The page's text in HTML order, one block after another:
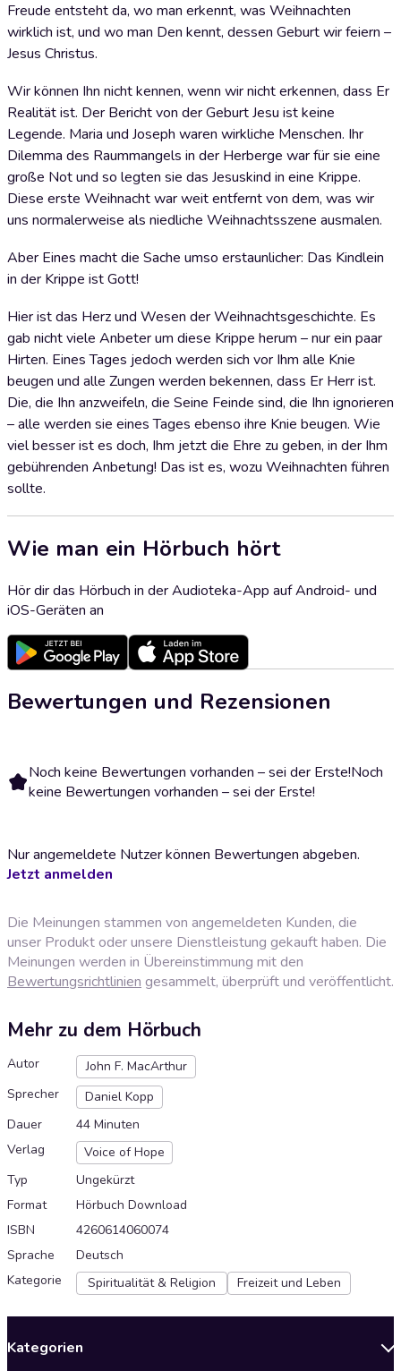
Freude entsteht da, wo man erkennt, was Weihnachten
wirklich ist, und wo man Den kennt, dessen Geburt wir feiern –
Jesus Christus.
Wir können Ihn nicht kennen, wenn wir nicht erkennen, dass Er
Realität ist. Der Bericht von der Geburt Jesu ist keine
Legende. Maria und Joseph waren wirkliche Menschen. Ihr
Dilemma des Raummangels in der Herberge war für sie eine
große Not und so legten sie das Jesuskind in eine Krippe.
Diese erste Weihnacht war weit entfernt von dem, was wir
uns normalerweise als niedliche Weihnachtsszene ausmalen.
Aber Eines macht die Sache umso erstaunlicher: Das Kindlein
in der Krippe ist Gott!
Hier ist das Herz und Wesen der Weihnachtsgeschichte. Es
gab nicht viele Anbeter um diese Krippe herum – nur ein paar
Hirten. Eines Tages jedoch werden sich vor Ihm alle Knie
beugen und alle Zungen werden bekennen, dass Er Herr ist.
Die, die Ihn anzweifeln, die Seine Feinde sind, die Ihn ignorieren
– alle werden sie eines Tages ebenso ihre Knie beugen. Wie
viel besser ist es doch, Ihm jetzt die Ehre zu geben, in der Ihm
gebührenden Anbetung! Das ist es, wozu Weihnachten führen
sollte.
Wie man ein Hörbuch hört
Hör dir das Hörbuch in der Audioteka-App auf Android- und
iOS-Geräten an
Bewertungen und Rezensionen
Noch keine Bewertungen vorhanden – sei der Erste!Noch
keine Bewertungen vorhanden – sei der Erste!
Nur angemeldete Nutzer können Bewertungen abgeben.
Jetzt anmelden
Die Meinungen stammen von angemeldeten Kunden, die
unser Produkt oder unsere Dienstleistung gekauft haben. Die
Meinungen werden in Übereinstimmung mit den
Bewertungsrichtlinien gesammelt, überprüft und veröffentlicht.
Mehr zu dem Hörbuch
Autor
John F. MacArthur
Sprecher
Daniel Kopp
Dauer
44 Minuten
Verlag
Voice of Hope
Typ
Ungekürzt
Format
Hörbuch Download
ISBN
4260614060074
Sprache
Deutsch
Kategorie
Spiritualität & Religion Freizeit und Leben
Kategorien